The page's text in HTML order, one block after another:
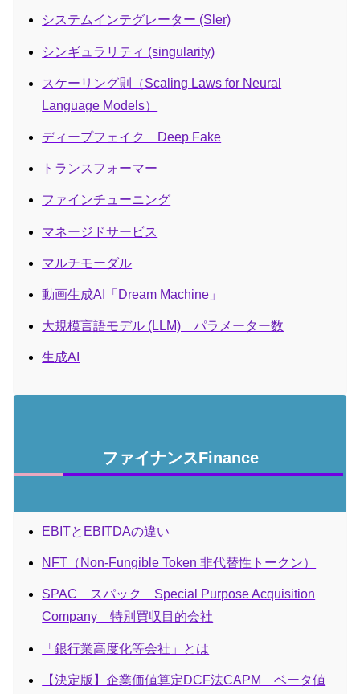
システムインテグレーター (Sler)
シンギュラリティ (singularity)
スケーリング則（Scaling Laws for Neural
Language Models）
ディープフェイク Deep Fake
トランスフォーマー
ファインチューニング
マネージドサービス
マルチモーダル
動画生成AI「Dream Machine」
大規模言語モデル (LLM) パラメーター数
生成AI
ファイナンスFinance
EBITとEBITDAの違い
NFT（Non-Fungible Token 非代替性トークン）
SPAC スパック Special Purpose Acquisition
Company 特別買収目的会社
「銀行業高度化等会社」とは
【決定版】企業価値算定DCF法CAPM ベータ値